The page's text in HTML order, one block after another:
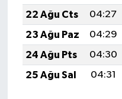
22 Ağu Cts
04:27
23 Ağu Paz
04:29
24 Ağu Pts
04:30
25 Ağu Sal
04:31